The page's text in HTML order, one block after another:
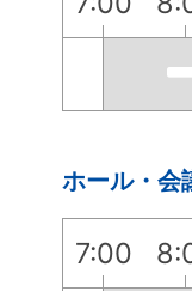
ホール・会
7:00